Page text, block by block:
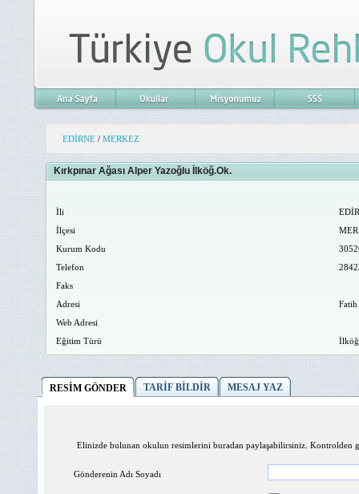
EDİRNE / MERKEZ
Kırkpınar Ağası Alper Yazoğlu İlköğ.Ok.
İli
İlçesi
Kurum Kodu
Telefon
Faks
Adresi
Web Adresi
Eğitim Türü
RESİM GÖNDER TARİF BİLDİR MESAJ YAZ
Elinizde bulunan okulun resimlerini buradan paylaşabilirsiniz. Kontrolden
Gönderenin Adı Soyadı